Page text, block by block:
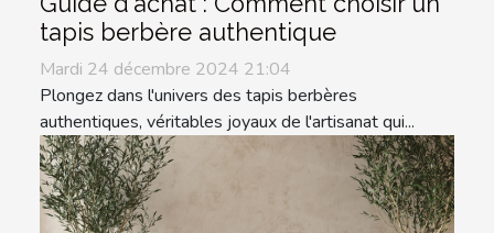
tapis berbère authentique
Mardi 24 décembre 2024 21:04
Plongez dans l'univers des tapis berbères
authentiques, véritables joyaux de l'artisanat qui...